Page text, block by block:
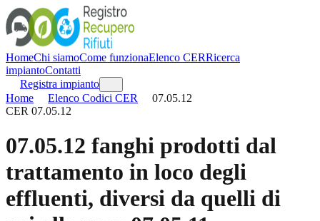
HomeChi siamoCome funzionaElenco CERRicerca
impiantoContatti
Registra impianto
Home
Elenco Codici CER
07.05.12
CER 07.05.12
07.05.12 fanghi prodotti dal
trattamento in loco degli
effluenti, diversi da quelli di